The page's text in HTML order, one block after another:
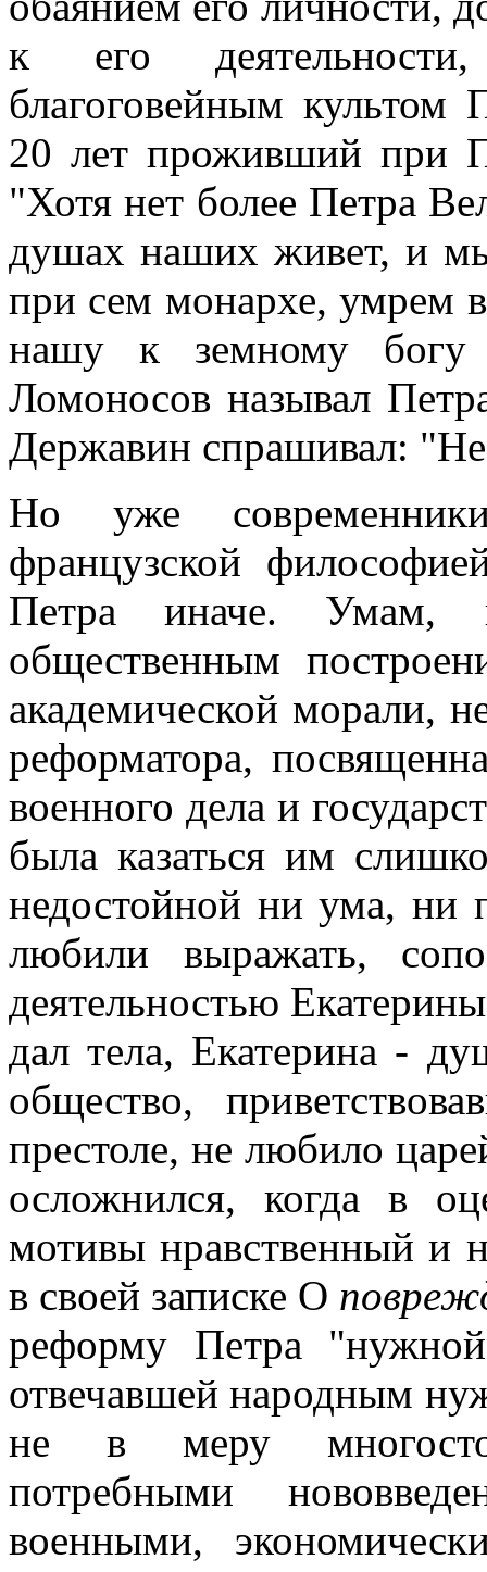
к его
благоговейным культом
20 лет проживший при
"Хотя нет более Петра
душах наших живет, и
при сем монархе, умрем
нашу к земному богу
Ломоносов называл
Державин спрашивал: "Не
Но уже
французской
Петра иначе. Умам,
общественным
академической морали,
реформатора,
военного дела и
была казаться им
недостойной ни ума, ни
любили выражать,
деятельностью
дал тела, Екатерина -
общество,
престоле, не любило
осложнился, когда в
мотивы нравственный и
в своей записке О
реформу Петра
отвечавшей народным
не в меру
потребными
военными,